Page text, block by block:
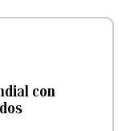
con